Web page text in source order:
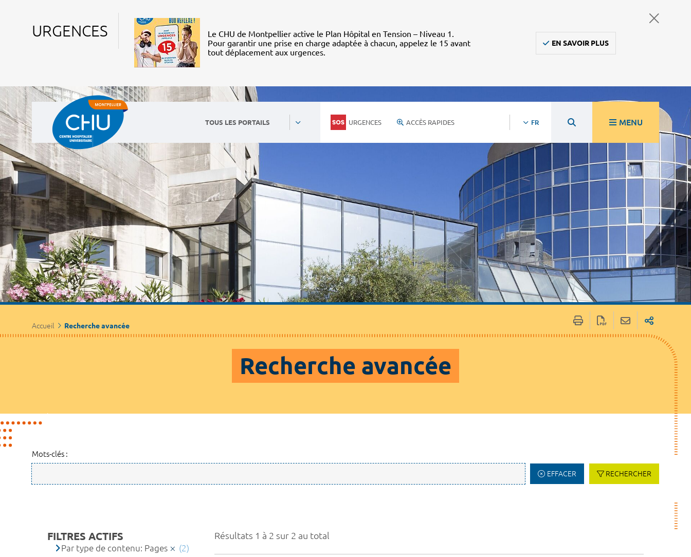
URGENCES
Le CHU de Montpellier active le Plan Hôpital en Tension – Niveau 1.
Pour garantir une prise en charge adaptée à chacun, appelez le 15 avant
tout déplacement aux urgences.
EN SAVOIR PLUS
TOUS LES PORTAILS URGENCES ACCÈS RAPIDES FR MENU
Accueil Recherche avancée
Recherche avancée
Mots-clés :
EFFACER RECHERCHER
Résultats 1 à 2 sur 2 au total
FILTRES ACTIFS
Par type de contenu: Pages
(2)